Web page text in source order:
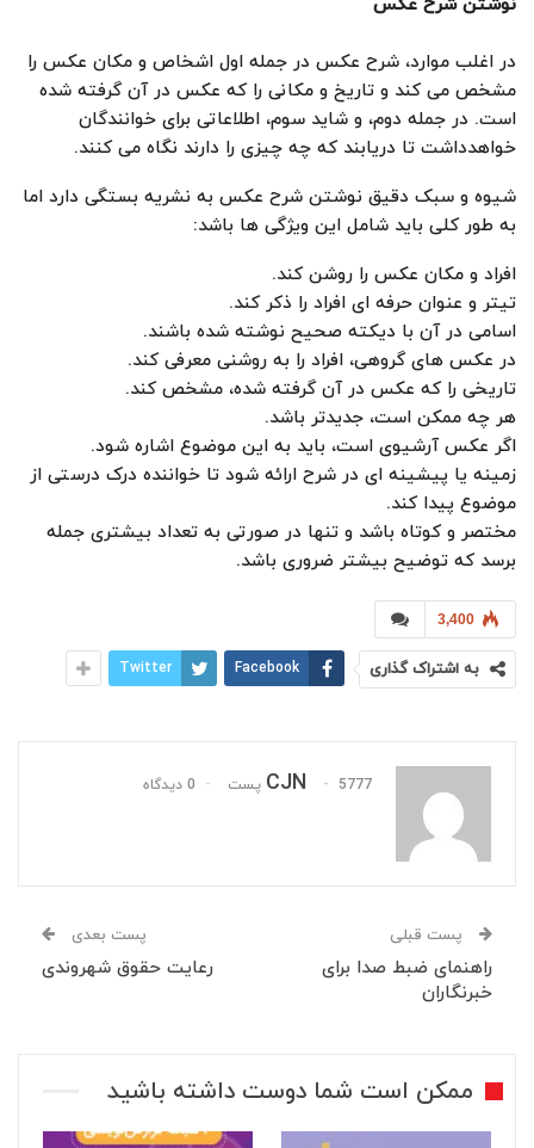
نوشتن شرح عکس
در اغلب موارد، شرح عکس در جمله اول اشخاص و مکان عکس را
مشخص می کند و تاریخ و مکانی را که عکس در آن گرفته شده
است. در جمله دوم، و شاید سوم، اطلاعاتی برای خوانندگان
خواهدداشت تا دریابند که چه چیزی را دارند نگاه می کنند.
شیوه و سبک دقیق نوشتن شرح عکس به نشریه بستگی دارد اما
به طور کلی باید شامل این ویژگی ها باشد:
افراد و مکان عکس را روشن کند.
تیتر و عنوان حرفه ای افراد را ذکر کند.
اسامی در آن با دیکته صحیح نوشته شده باشند.
در عکس های گروهی، افراد را به روشنی معرفی کند.
تاریخی را که عکس در آن گرفته شده، مشخص کند.
هر چه ممکن است، جدیدتر باشد.
اگر عکس آرشیوی است، باید به این موضوع اشاره شود.
زمینه یا پیشینه ای در شرح ارائه شود تا خواننده درک درستی از
موضوع پیدا کند.
مختصر و کوتاه باشد و تنها در صورتی به تعداد بیشتری جمله
برسد که توضیح بیشتر ضروری باشد.
3,400
به اشتراک گذاری Facebook
Twitter
CJN 5777 پست 0 دیدگاه
پست قبلی
راهنمای ضبط صدا برای
خبرنگاران
پست بعدی
رعایت حقوق شهروندی
ممکن است شما دوست داشته باشید